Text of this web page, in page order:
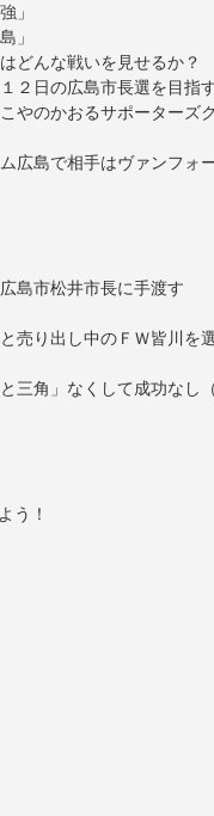
」
」
どんな戦いを見せるか？
２日の広島市長選を目指
やのかおるサポーターズ
広島で相手はヴァンフォ
島市松井市長に手渡す
売り出し中のＦＷ皆川を
三角」なくして成功なし
う！